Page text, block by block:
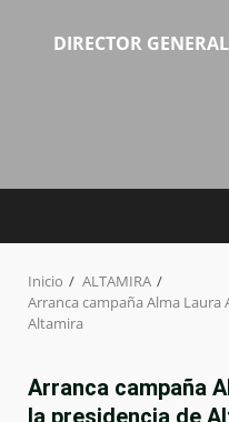
DIRECTOR
Inicio
ALTAMIRA
Arranca campaña Alma
Altamira
Arranca campaña